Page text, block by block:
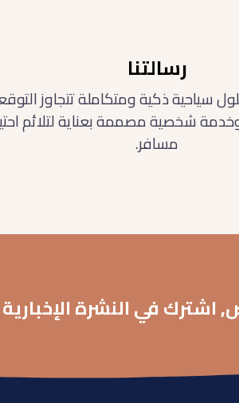
رسالتنا
سياحية ذكية ومتكاملة تتجاوز
شخصية مصممة بعناية لتلائم
مسافر.
في النشرة الإخبارية